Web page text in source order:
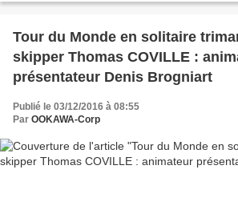
Tour du Monde en solitaire
skipper Thomas COVILLE :
présentateur Denis Brogniart
Publié le 03/12/2016 à 08:55
Par OOKAWA-Corp